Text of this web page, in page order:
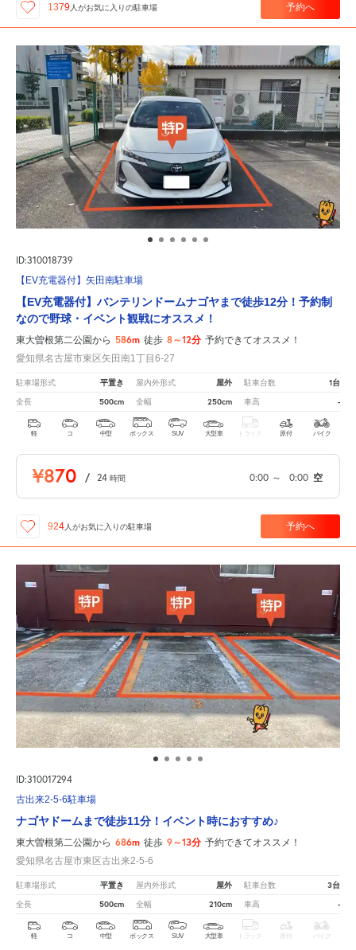
1379人がお気に入りの駐車場 予約へ
ID:310018739
【EV充電器付】矢田南駐車場
【EV充電器付】バンテリンドームナゴヤまで徒歩12分！予約制
なので野球・イベント観戦にオススメ！
東大曽根第二公園から 586m 徒歩 8～12分 予約できてオススメ！
愛知県名古屋市東区矢田南1丁目6-27
駐車場形式 平置き 屋内外形式 屋外 駐車台数 1台
全長 500cm 全幅 250cm 車高 -
軽 コ 中型 ボックス SUV 大型車 トラック 原付 バイク
¥870 / 24 時間 0:00 ～ 0:00 空
924人がお気に入りの駐車場 予約へ
ID:310017294
古出来2-5-6駐車場
ナゴヤドームまで徒歩11分！イベント時におすすめ♪
東大曽根第二公園から 686m 徒歩 9～13分 予約できてオススメ！
愛知県名古屋市東区古出来2-5-6
駐車場形式 平置き 屋内外形式 屋外 駐車台数 3台
全長 500cm 全幅 210cm 車高 -
軽 コ 中型 ボックス SUV 大型車 トラック 原付 バイク